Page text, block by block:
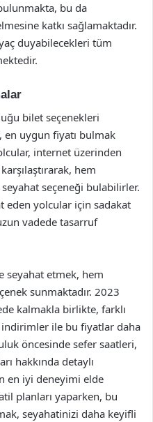
bu da
katkı sağlamaktadır.
duyabilecekleri tüm
bilet seçenekleri
en uygun fiyatı bulmak
internet üzerinden
hem
seçeneği bulabilirler.
eden yolcular için sadakat
vadede tasarruf
seyahat etmek, hem
sunmaktadır. 2023
kalmakla birlikte, farklı
ile bu fiyatlar daha
öncesinde sefer saatleri,
hakkında detaylı
en iyi deneyimi elde
planları yaparken, bu
seyahatinizi daha keyifli